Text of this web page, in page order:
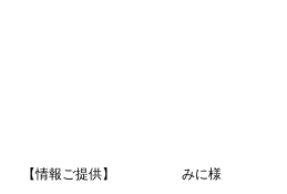
【情報ご提供】 みに様